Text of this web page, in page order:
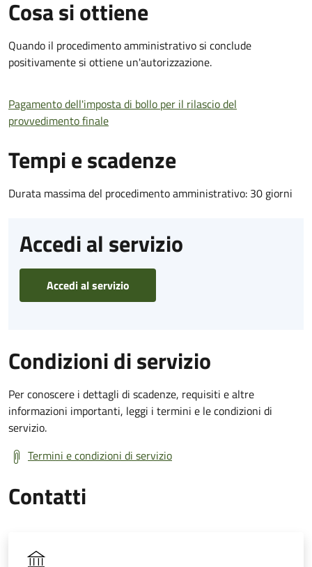
Cosa si ottiene
Quando il procedimento amministrativo si conclude
positivamente si ottiene un'autorizzazione.
Pagamento dell'imposta di bollo per il rilascio del
provvedimento finale
Tempi e scadenze
Durata massima del procedimento amministrativo: 30 giorni
Accedi al servizio
Accedi al servizio
Condizioni di servizio
Per conoscere i dettagli di scadenze, requisiti e altre
informazioni importanti, leggi i termini e le condizioni di
servizio.
Termini e condizioni di servizio
Contatti